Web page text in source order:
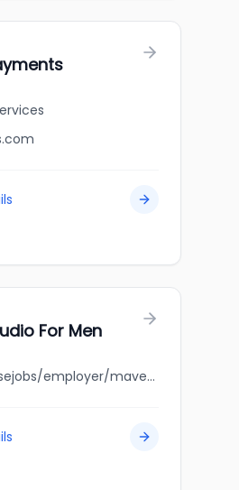
For Men
jobbank.gc.ca/browsejobs/employer/maverick+studio+for+men/ca